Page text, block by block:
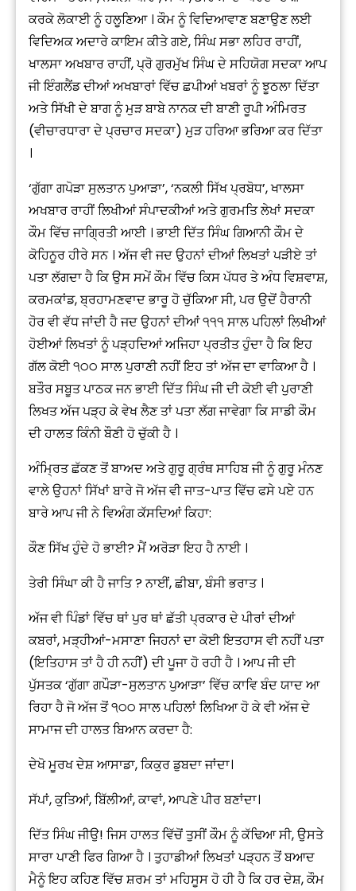
ਕਰਕੇ ਲੋਕਾਈ ਨੂੰ ਹਲੂਣਿਆ । ਕੌਮ ਨੂੰ ਵਿਦਿਆਵਾਣ ਬਣਾਉਣ ਲਈ
ਵਿਦਿਅਕ ਅਦਾਰੇ ਕਾਇਮ ਕੀਤੇ ਗਏ, ਸਿੰਘ ਸਭਾ ਲਹਿਰ ਰਾਹੀਂ,
ਖਾਲਸਾ ਅਖਬਾਰ ਰਾਹੀਂ, ਪ੍ਰੋ ਗੁਰਮੁੱਖ ਸਿੰਘ ਦੇ ਸਹਿਯੋਗ ਸਦਕਾ ਆਪ
ਜੀ ਇੰਗਲੈਂਡ ਦੀਆਂ ਅਖਬਾਰਾਂ ਵਿੱਚ ਛਪੀਆਂ ਖਬਰਾਂ ਨੂੰ ਝੂਠਲਾ ਦਿੱਤਾ
ਅਤੇ ਸਿੱਖੀ ਦੇ ਬਾਗ ਨੂੰ ਮੁੜ ਬਾਬੇ ਨਾਨਕ ਦੀ ਬਾਣੀ ਰੂਪੀ ਅੰਮਿਰਤ
(ਵੀਚਾਰਧਾਰਾ ਦੇ ਪ੍ਰਚਾਰ ਸਦਕਾ) ਮੁੜ ਹਰਿਆ ਭਰਿਆ ਕਰ ਦਿੱਤਾ
।
‘ਗੁੱਗਾ ਗਪੋੜਾ ਸੁਲਤਾਨ ਪੁਆੜਾ’, ‘ਨਕਲੀ ਸਿੱਖ ਪ੍ਰਬੋਧ’, ਖਾਲਸਾ
ਅਖਬਾਰ ਰਾਹੀਂ ਲਿਖੀਆਂ ਸੰਪਾਦਕੀਆਂ ਅਤੇ ਗੁਰਮਤਿ ਲੇਖਾਂ ਸਦਕਾ
ਕੌਮ ਵਿੱਚ ਜਾਗ੍ਰਿਤੀ ਆਈ । ਭਾਈ ਦਿੱਤ ਸਿੰਘ ਗਿਆਨੀ ਕੌਮ ਦੇ
ਕੋਹਿਨੂਰ ਹੀਰੇ ਸਨ । ਅੱਜ ਵੀ ਜਦ ਉਹਨਾਂ ਦੀਆਂ ਲਿਖਤਾਂ ਪੜੀਏ ਤਾਂ
ਪਤਾ ਲੱਗਦਾ ਹੈ ਕਿ ਉਸ ਸਮੇਂ ਕੌਮ ਵਿੱਚ ਕਿਸ ਪੱਧਰ ਤੇ ਅੰਧ ਵਿਸ਼ਵਾਸ਼,
ਕਰਮਕਾਂਡ, ਬ੍ਰਹਾਮਣਵਾਦ ਭਾਰੂ ਹੋ ਚੁੱਕਿਆ ਸੀ, ਪਰ ਉਦੋਂ ਹੈਰਾਨੀ
ਹੋਰ ਵੀ ਵੱਧ ਜਾਂਦੀ ਹੈ ਜਦ ਉਹਨਾਂ ਦੀਆਂ ੧੧੧ ਸਾਲ ਪਹਿਲਾਂ ਲਿਖੀਆਂ
ਹੋਈਆਂ ਲਿਖਤਾਂ ਨੂੰ ਪੜ੍ਹਦਿਆਂ ਅਜਿਹਾ ਪ੍ਰਤੀਤ ਹੁੰਦਾ ਹੈ ਕਿ ਇਹ
ਗੱਲ ਕੋਈ ੧੦੦ ਸਾਲ ਪੁਰਾਣੀ ਨਹੀਂ ਇਹ ਤਾਂ ਅੱਜ ਦਾ ਵਾਕਿਆ ਹੈ ।
ਬਤੌਰ ਸਬੂਤ ਪਾਠਕ ਜਨ ਭਾਈ ਦਿੱਤ ਸਿੰਘ ਜੀ ਦੀ ਕੋਈ ਵੀ ਪੁਰਾਣੀ
ਲਿਖਤ ਅੱਜ ਪੜ੍ਹ ਕੇ ਵੇਖ ਲੈਣ ਤਾਂ ਪਤਾ ਲੱਗ ਜਾਵੇਗਾ ਕਿ ਸਾਡੀ ਕੌਮ
ਦੀ ਹਾਲਤ ਕਿੰਨੀ ਬੌਣੀ ਹੋ ਚੁੱਕੀ ਹੈ ।
ਅੰਮ੍ਰਿਤ ਛੱਕਣ ਤੋਂ ਬਾਅਦ ਅਤੇ ਗੁਰੂ ਗ੍ਰੰਥ ਸਾਹਿਬ ਜੀ ਨੂੰ ਗੁਰੂ ਮੰਨਣ
ਵਾਲੇ ਉਹਨਾਂ ਸਿੱਖਾਂ ਬਾਰੇ ਜੋ ਅੱਜ ਵੀ ਜਾਤ-ਪਾਤ ਵਿੱਚ ਫਸੇ ਪਏ ਹਨ
ਬਾਰੇ ਆਪ ਜੀ ਨੇ ਵਿਅੰਗ ਕੱਸਦਿਆਂ ਕਿਹਾ:
ਕੌਣ ਸਿੱਖ ਹੁੰਦੇ ਹੋ ਭਾਈ? ਮੈਂ ਅਰੋੜਾ ਇਹ ਹੈ ਨਾਈ ।
ਤੇਰੀ ਸਿੰਘਾ ਕੀ ਹੈ ਜਾਤਿ ? ਨਾਈਂ, ਛੀਬਾ, ਬੰਸੀ ਭਰਾਤ ।
ਅੱਜ ਵੀ ਪਿੰਡਾਂ ਵਿੱਚ ਥਾਂ ਪੁਰ ਥਾਂ ਛੱਤੀ ਪ੍ਰਕਾਰ ਦੇ ਪੀਰਾਂ ਦੀਆਂ
ਕਬਰਾਂ, ਮੜ੍ਹੀਆਂ-ਮਸਾਣਾ ਜਿਹਨਾਂ ਦਾ ਕੋਈ ਇਤਹਾਸ ਵੀ ਨਹੀਂ ਪਤਾ
(ਇਤਿਹਾਸ ਤਾਂ ਹੈ ਹੀ ਨਹੀਂ) ਦੀ ਪੂਜਾ ਹੋ ਰਹੀ ਹੈ । ਆਪ ਜੀ ਦੀ
ਪੁੱਸਤਕ ‘ਗੁੱਗਾ ਗਪੌੜਾ-ਸੁਲਤਾਨ ਪੁਆੜਾ’ ਵਿੱਚ ਕਾਵਿ ਬੰਦ ਯਾਦ ਆ
ਰਿਹਾ ਹੈ ਜੋ ਅੱਜ ਤੋਂ ੧੦੦ ਸਾਲ ਪਹਿਲਾਂ ਲਿਖਿਆ ਹੋ ਕੇ ਵੀ ਅੱਜ ਦੇ
ਸਾਮਾਜ ਦੀ ਹਾਲਤ ਬਿਆਨ ਕਰਦਾ ਹੈ:
ਦੇਖੋ ਮੂਰਖ ਦੇਸ਼ ਆਸਾਡਾ, ਕਿਕੁਰ ਡੁਬਦਾ ਜਾਂਦਾ।
ਸੱਪਾਂ, ਕੁਤਿਆਂ, ਬਿੱਲੀਆਂ, ਕਾਵਾਂ, ਆਪਣੇ ਪੀਰ ਬਣਾਂਦਾ।
ਦਿੱਤ ਸਿੰਘ ਜੀਉ! ਜਿਸ ਹਾਲਤ ਵਿੱਚੋਂ ਤੁਸੀਂ ਕੌਮ ਨੂੰ ਕੱਢਿਆ ਸੀ, ਉਸਤੇ
ਸਾਰਾ ਪਾਣੀ ਫਿਰ ਗਿਆ ਹੈ । ਤੁਹਾਡੀਆਂ ਲਿਖਤਾਂ ਪੜ੍ਹਨ ਤੋਂ ਬਆਦ
ਮੈਨੂੰ ਇਹ ਕਹਿਣ ਵਿੱਚ ਸ਼ਰਮ ਤਾਂ ਮਹਿਸੂਸ ਹੋ ਹੀ ਹੈ ਕਿ ਹਰ ਦੇਸ਼, ਕੌਮ